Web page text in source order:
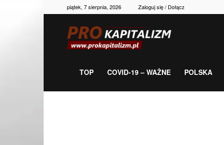
piątek, 7 sierpnia, 2026 Zaloguj się / Dołącz
gospodarka,
TOP COVID-19 – WAŻNE POLSKA